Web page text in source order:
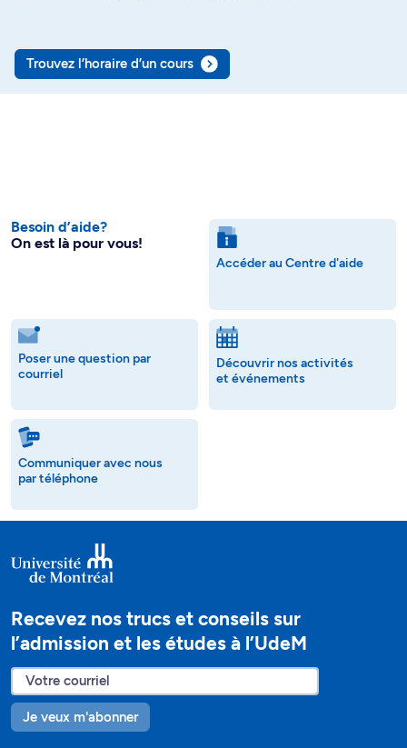
Trouvez l’horaire d’un cours
Besoin d’aide?
On est là pour vous!
Accéder au Centre d'aide
Poser une question par
courriel
Découvrir nos activités
et événements
Communiquer avec nous
par téléphone
Recevez nos trucs et conseils sur
l’admission et les études à l’UdeM
Je veux m'abonner